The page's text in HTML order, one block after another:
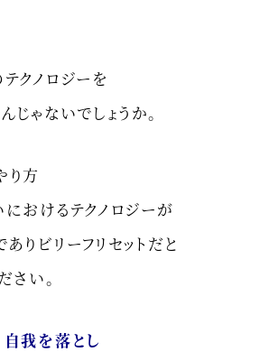
クノロジーを
じゃないでしょうか。
り方
おけるテクノロジーが
りビリーフリセットだと
さい。
我を落とし